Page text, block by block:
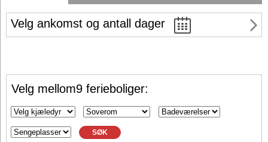
Velg ankomst og antall dager
Velg mellom9 ferieboliger:
SØK